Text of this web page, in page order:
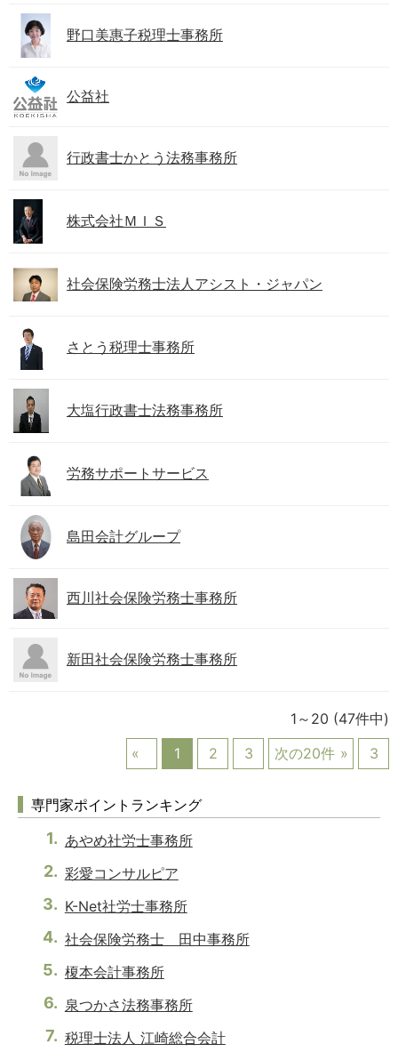
野口美惠子税理士事務所
公益社
行政書士かとう法務事務所
株式会社ＭＩＳ
社会保険労務士法人アシスト・ジャパン
さとう税理士事務所
大塩行政書士法務事務所
労務サポートサービス
島田会計グループ
西川社会保険労務士事務所
新田社会保険労務士事務所
1～20 (47件中)
1
2 3 次の20件 3
専門家ポイントランキング
あやめ社労士事務所
彩愛コンサルピア
K-Net社労士事務所
社会保険労務士 田中事務所
榎本会計事務所
泉つかさ法務事務所
税理士法人 江崎総合会計